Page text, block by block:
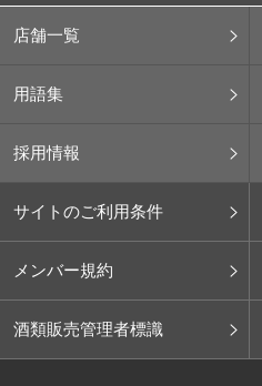
店舗一覧
用語集
採用情報
サイトのご利用条件
メンバー規約
酒類販売管理者標識